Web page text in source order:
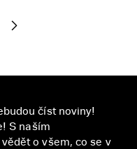
číst noviny!
S naším
o všem, co se v